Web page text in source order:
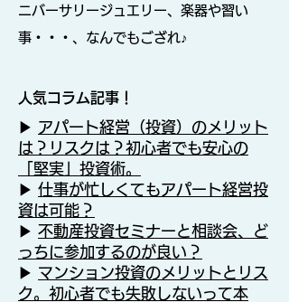
ニバーサリージュエリー、楽器や習い
事・・・、なんでもござれ♪
人気コラム記事！
▶ アパート経営（投資）のメリット
は？リスクは？初心者でも安心の
「堅実」投資術。
▶ 仕事が忙しくてもアパート経営投
資は可能？
▶ 不動産投資セミナーと相談会、ど
っちに参加するのが良い？
▶ マンション投資のメリットとリス
ク。初心者でも失敗しないって本